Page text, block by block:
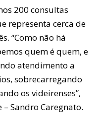
200 consultas
representa cerca de
“Como não há
quem é quem, e
atendimento a
sobrecarregando
os videirenses”,
Sandro Caregnato.